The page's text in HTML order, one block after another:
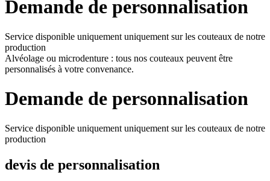
Demande de personnalisation
Service disponible uniquement uniquement sur les couteaux de notre
production
Alvéolage ou microdenture : tous nos couteaux peuvent être
personnalisés à votre convenance.
Demande de personnalisation
Service disponible uniquement uniquement sur les couteaux de notre
production
devis de personnalisation